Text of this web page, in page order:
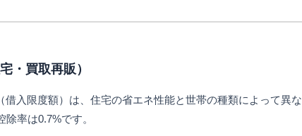
・買取再販）
入限度額）は、住宅の省エネ性能と世帯の種類によって異な
率は0.7%です。